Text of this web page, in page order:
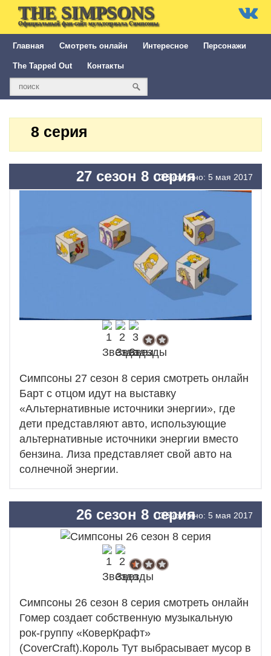
THE SIMPSONS
Официальный фан-сайт мультсериала Симпсоны
Главная Смотреть онлайн Интересное Персонажи
The Tapped Out Контакты
8 серия
27 сезон 8 серияОбновлено: 5 мая 2017
Симпсоны 27 сезон 8 серия смотреть онлайн
Барт с отцом идут на выставку
«Альтернативные источники энергии», где
дети представляют авто, использующие
альтернативные источники энергии вместо
бензина. Лиза представляет свой авто на
солнечной энергии.
26 сезон 8 серияОбновлено: 5 мая 2017
Симпсоны 26 сезон 8 серия смотреть онлайн
Гомер создает собственную музыкальную
рок-группу «КоверКрафт»
(CoverCraft).Король Тут выбрасывает мусор в